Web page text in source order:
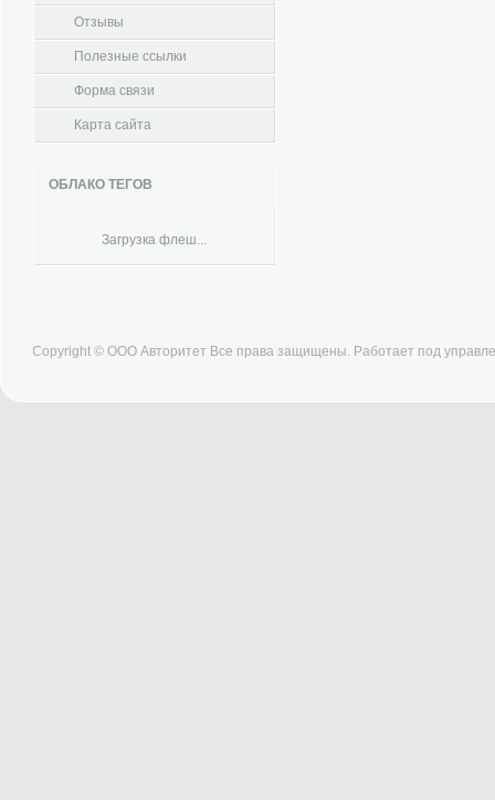
Отзывы
Полезные ссылки
Форма связи
Карта сайта
ОБЛАКО ТЕГОВ
Загрузка флеш...
Copyright © ООО Авторитет Все права защищены. Работает под